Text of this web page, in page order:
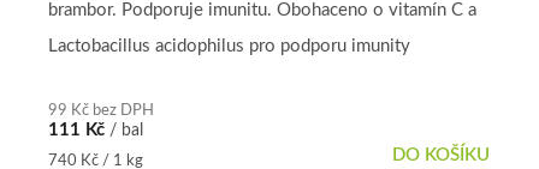
99 Kč bez DPH
111 Kč / bal
Měrná
740 Kč / 1 kg DO KOŠÍKU
brambor. Podporuje imunitu. Obohaceno o vitamín C a
Lactobacillus acidophilus pro podporu imunity